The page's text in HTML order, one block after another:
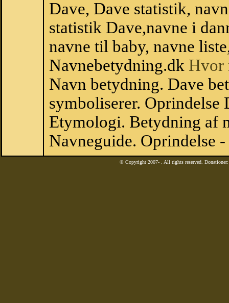
Dave, Dave statistik,
statistik Dave,navne i
navne til baby, navne
Navnebetydning.dk Hvor
Navn betydning. Dave
symboliserer. Oprindelse
Etymologi. Betydning af
Navneguide. Oprindelse
© Copyright 2007- . All rights reserved.